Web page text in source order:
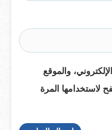
والموقع
لاستخدامها المرة